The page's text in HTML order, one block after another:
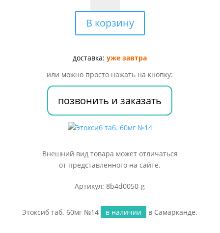
Этоксиб
таб.
60мг
В корзину
доставка:уже завтра
или можно просто нажать на кнопку:
позвонить и заказать
Внешний вид товара может отличаться
от представленного на сайте.
Артикул: 8b4d0050-g
Этоксиб таб. 60мг №14 в наличии в Самарканде.